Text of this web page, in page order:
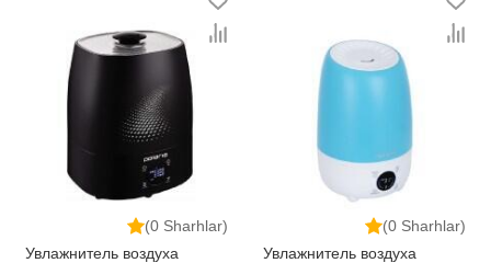
(0 Sharhlar)
Увлажнитель воздуха
(0 Sharhlar)
Увлажнитель воздуха